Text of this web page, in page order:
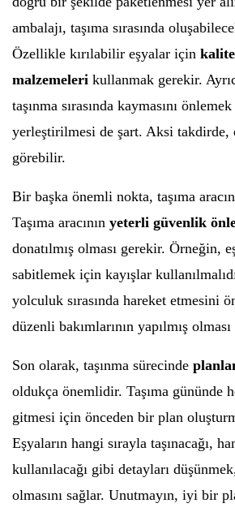
ambalajı, taşıma sırasında
Özellikle kırılabilir eşyalar için
malzemeleri kullanmak gerekir.
taşınma sırasında kaymasını
yerleştirilmesi de şart. Aksi takdirde,
görebilir.
Bir başka önemli nokta, taşıma
Taşıma aracının yeterli güvenlik
donatılmış olması gerekir. Örneğin,
sabitlemek için kayışlar
yolculuk sırasında hareket etmesini
düzenli bakımlarının yapılmış
Son olarak, taşınma sürecinde
oldukça önemlidir. Taşıma gününde
gitmesi için önceden bir plan
Eşyaların hangi sırayla taşınacağı,
kullanılacağı gibi detayları
olmasını sağlar. Unutmayın, iyi bir